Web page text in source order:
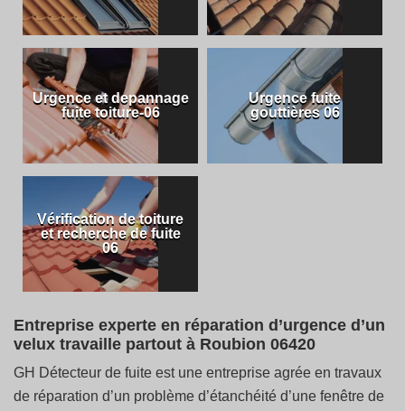
Urgence et depannage
fuite toiture-06
Urgence fuite
gouttières 06
Vérification de toiture
et recherche de fuite
06
Entreprise experte en réparation d’urgence d’un
velux travaille partout à Roubion 06420
GH Détecteur de fuite est une entreprise agrée en travaux
de réparation d’un problème d’étanchéité d’une fenêtre de